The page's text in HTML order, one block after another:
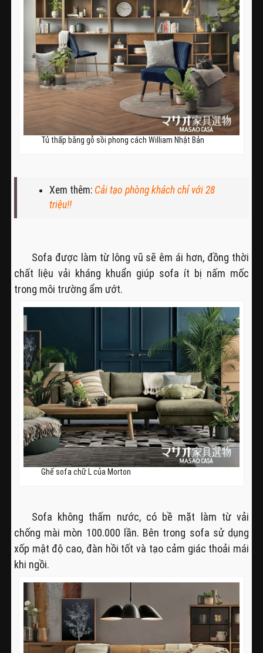
Tủ thấp bằng gỗ sồi phong cách William Nhật Bản
Xem thêm: Cải tạo phòng khách chỉ với 28
triệu!!
Sofa được làm từ lông vũ sẽ êm ái hơn, đồng thời
chất liệu vải kháng khuẩn giúp sofa ít bị nấm mốc
trong môi trường ẩm ướt.
Ghế sofa chữ L của Morton
Sofa không thấm nước, có bề mặt làm từ vải
chống mài mòn 100.000 lần. Bên trong sofa sử dụng
xốp mật độ cao, đàn hồi tốt và tạo cảm giác thoải mái
khi ngồi.